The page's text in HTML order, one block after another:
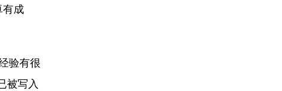
成
验有很
被写入